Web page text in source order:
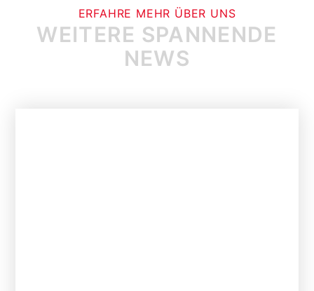
ERFAHRE MEHR ÜBER UNS
WEITERE SPANNENDE
NEWS